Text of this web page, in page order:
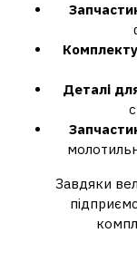
Деталі
Завдяки